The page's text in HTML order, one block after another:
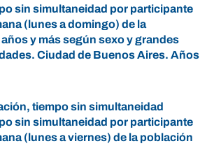
sin simultaneidad por participante
(lunes a domingo) de la
y más según sexo y grandes
Ciudad de Buenos Aires. Años
tiempo sin simultaneidad
sin simultaneidad por participante
(lunes a viernes) de la población